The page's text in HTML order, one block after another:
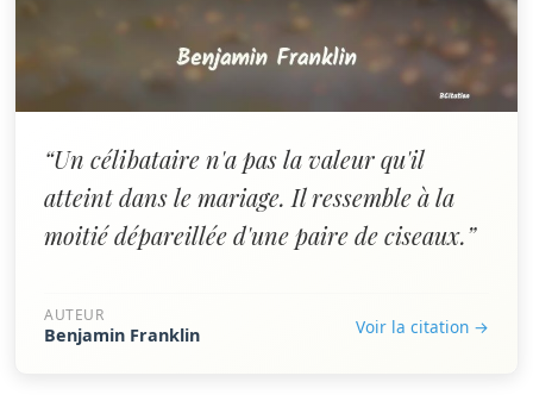
“Un célibataire n'a pas la valeur qu'il
atteint dans le mariage. Il ressemble à la
moitié dépareillée d'une paire de ciseaux.”
AUTEUR
Benjamin Franklin Voir la citation →